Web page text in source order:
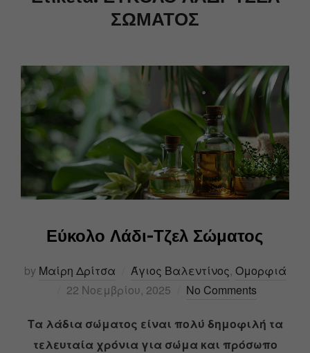
ΣΩΜΑΤΟΣ
Εύκολο Λάδι-Τζελ Σώματος
by Μαίρη Δρίτσα Άγιος Βαλεντίνος, Ομορφιά
22 Νοεμβρίου, 2025
No Comments
Τα λάδια σώματος είναι πολύ δημοφιλή τα
τελευταία χρόνια για σώμα και πρόσωπο